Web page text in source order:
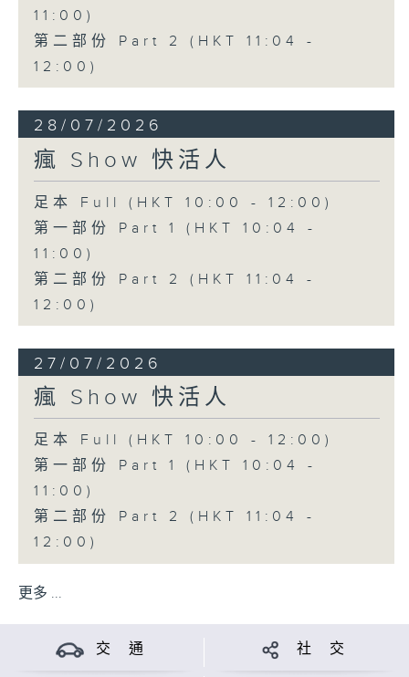
11:00)
第二部份 Part 2 (HKT 11:04 -
12:00)
28/07/2026
瘋 Show 快活人
足本 Full (HKT 10:00 - 12:00)
第一部份 Part 1 (HKT 10:04 -
11:00)
第二部份 Part 2 (HKT 11:04 -
12:00)
27/07/2026
瘋 Show 快活人
足本 Full (HKT 10:00 - 12:00)
第一部份 Part 1 (HKT 10:04 -
11:00)
第二部份 Part 2 (HKT 11:04 -
12:00)
更多 ...
交 通 社 交